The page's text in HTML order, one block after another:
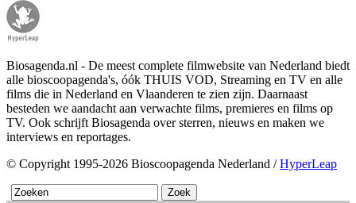
Biosagenda.nl - De meest complete filmwebsite van Nederland biedt
alle bioscoopagenda's, óók THUIS VOD, Streaming en TV en alle
films die in Nederland en Vlaanderen te zien zijn. Daarnaast
besteden we aandacht aan verwachte films, premieres en films op
TV. Ook schrijft Biosagenda over sterren, nieuws en maken we
interviews en reportages.
© Copyright 1995-2026 Bioscoopagenda Nederland /HyperLeap